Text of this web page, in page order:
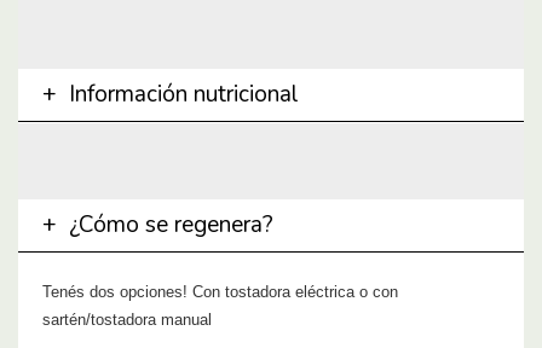
Información nutricional
¿Cómo se regenera?
Tenés dos opciones! Con tostadora eléctrica o con
sartén/tostadora manual